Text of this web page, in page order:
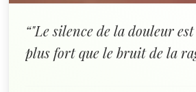
“"Le silence de la douleur
plus fort que le bruit de la